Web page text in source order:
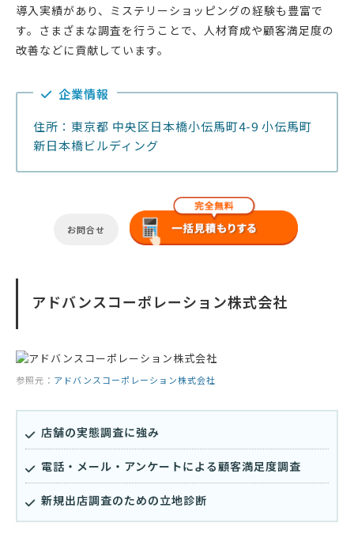
導入実績があり、ミステリーショッピングの経験も豊富で
す。さまざまな調査を行うことで、人材育成や顧客満足度の
改善などに貢献しています。
企業情報
住所：東京都 中央区日本橋小伝馬町4-9 小伝馬町
新日本橋ビルディング
お問合せ
アドバンスコーポレーション株式会社
参照元： アドバンスコーポレーション株式会社
店舗の実態調査に強み
電話・メール・アンケートによる顧客満足度調査
新規出店調査のための立地診断